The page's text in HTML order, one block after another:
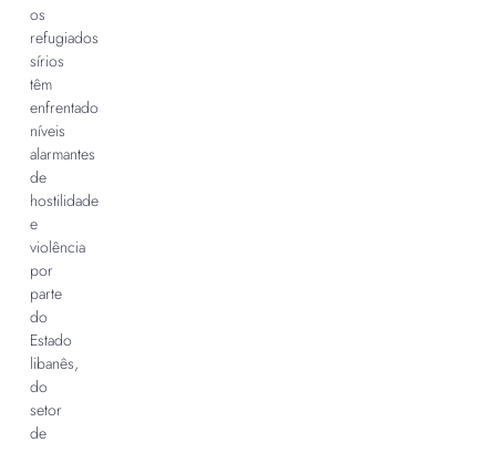
os
refugiados
sírios
têm
enfrentado
níveis
alarmantes
de
hostilidade
e
violência
por
parte
do
Estado
libanês,
do
setor
de